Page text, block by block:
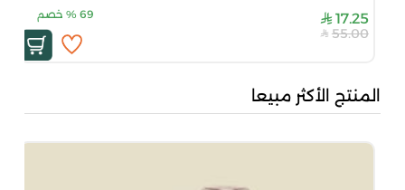
17.25
69
% خصم
55.00
المنتج الأكثر مبيعا